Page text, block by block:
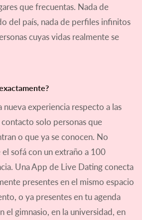
que frecuentas. Nada de
del país, nada de perfiles infinitos
cuyas vidas realmente se
nueva experiencia respecto a las
solo personas que
o que ya se conocen. No
el sofá con un extraño a 100
Una App de Live Dating conecta
presentes en el mismo espacio
o ya presentes en tu agenda
el gimnasio, en la universidad, en